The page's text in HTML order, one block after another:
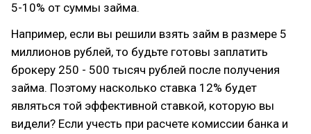
5-10% от суммы займа.
Например, если вы решили взять займ в размере 5
миллионов рублей, то будьте готовы заплатить
брокеру 250 - 500 тысяч рублей после получения
займа. Поэтому насколько ставка 12% будет
являться той эффективной ставкой, которую вы
видели? Если учесть при расчете комиссии банка и